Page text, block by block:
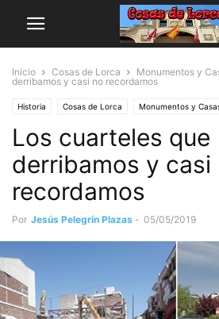
Inicio Cosas de Lorca Monumentos y
derribamos y casi no recordamos
Historia Cosas de Lorca Monumentos y
Los cuarteles que
derribamos y casi
recordamos
Por Jesús Pelegrín Plazas - 05/05/2019